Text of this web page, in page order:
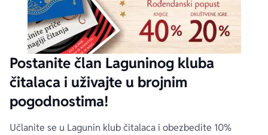
Postanite član Laguninog kluba
čitalaca i uživajte u brojnim
pogodnostima!
Učlanite se u Lagunin klub čitalaca i obezbedite 10%